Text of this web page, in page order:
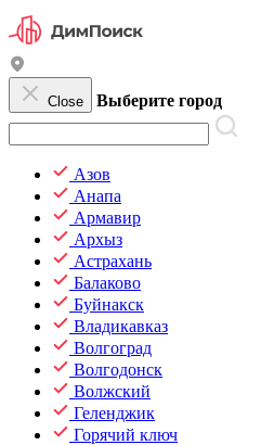
Close Выберите город
Азов
Анапа
Армавир
Архыз
Астрахань
Балаково
Буйнакск
Владикавказ
Волгоград
Волгодонск
Волжский
Геленджик
Горячий ключ